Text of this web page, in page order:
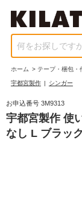
何をお探しです
ホーム > テープ・梱包・
宇都宮製作 | シンガー
お申込番号 3M9313
宇都宮製作 使
なし L ブラッ